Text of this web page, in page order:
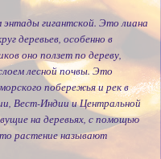
гигантской. Это лиана
деревьев, особенно в
оно ползет по дереву,
лесной почвы. Это
побережья и рек в
Вест-Индии и Центральной
на деревьях, с помощью
растение называют